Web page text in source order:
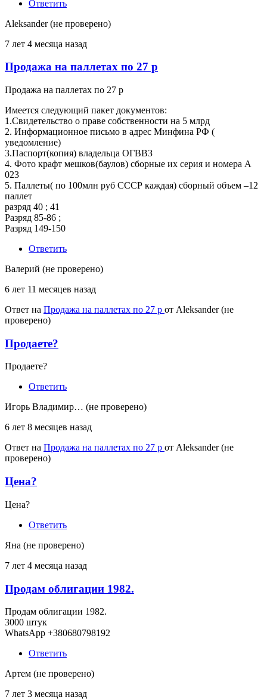
Ответить
Aleksander (не проверено)
7 лет 4 месяца назад
Продажа на паллетах по 27 р
Продажа на паллетах по 27 р
Имеется следующий пакет документов:
1.Свидетельство о праве собственности на 5 млрд
2. Информационное письмо в адрес Минфина РФ (
уведомление)
3.Паспорт(копия) владельца ОГВВЗ
4. Фото крафт мешков(баулов) сборные их серия и номера А
023
5. Паллеты( по 100млн руб СССР каждая) сборный объем –12
паллет
разряд 40 ; 41
Разряд 85-86 ;
Разряд 149-150
Ответить
Валерий (не проверено)
6 лет 11 месяцев назад
Ответ на Продажа на паллетах по 27 р от Aleksander (не
проверено)
Продаете?
Продаете?
Ответить
Игорь Владимир… (не проверено)
6 лет 8 месяцев назад
Ответ на Продажа на паллетах по 27 р от Aleksander (не
проверено)
Цена?
Цена?
Ответить
Яна (не проверено)
7 лет 4 месяца назад
Продам облигации 1982.
Продам облигации 1982.
3000 штук
WhatsApp +380680798192
Ответить
Артем (не проверено)
7 лет 3 месяца назад